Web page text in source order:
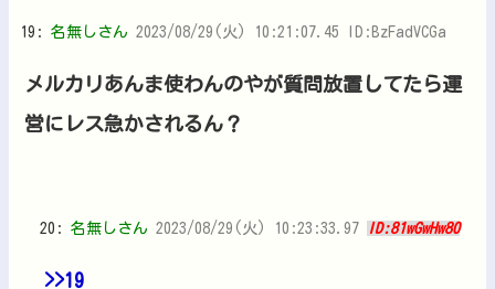
19: 名無しさん 2023/08/29(火) 10:21:07.45 ID:BzFadVCGa
メルカリあんま使わんのやが質問放置してたら運
営にレス急かされるん？
20: 名無しさん 2023/08/29(火) 10:23:33.97 ID:81wGwHw80
>>19